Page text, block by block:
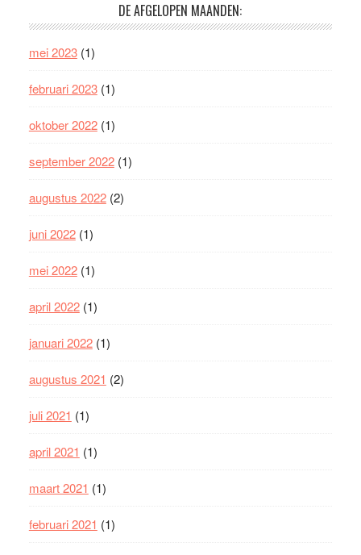
DE AFGELOPEN MAANDEN:
mei 2023(1)
februari 2023(1)
oktober 2022(1)
september 2022(1)
augustus 2022(2)
juni 2022(1)
mei 2022(1)
april 2022(1)
januari 2022(1)
augustus 2021 (2)
juli 2021 (1)
april 2021 (1)
maart 2021 (1)
februari 2021 (1)